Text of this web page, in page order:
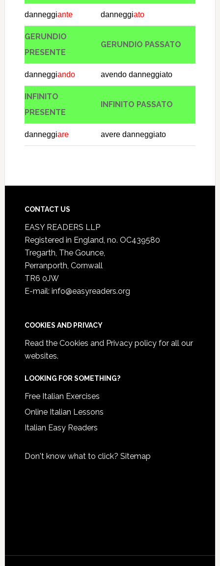
danneggiante danneggiato
GERUNDIO
PRESENTE
GERUNDIO PASSATO
danneggiando avendo danneggiato
INFINITO
PRESENTE
INFINITO PASSATO
danneggiare avere danneggiato
CONTACT US
EASY READERS LLP
Registered in England, no. OC439580
Tregarth, The Gounce,
Perranporth, Cornwall
TR6 0JW
E-mail: info@easyreaders.org
COOKIES AND PRIVACY
Read the Cookies and Privacy policyfor all our
websites.
LOOKING FOR SOMETHING?
Free Italian Exercises
Online Italian Lessons
Italian Easy Readers
Don't know what to click? Sitemap